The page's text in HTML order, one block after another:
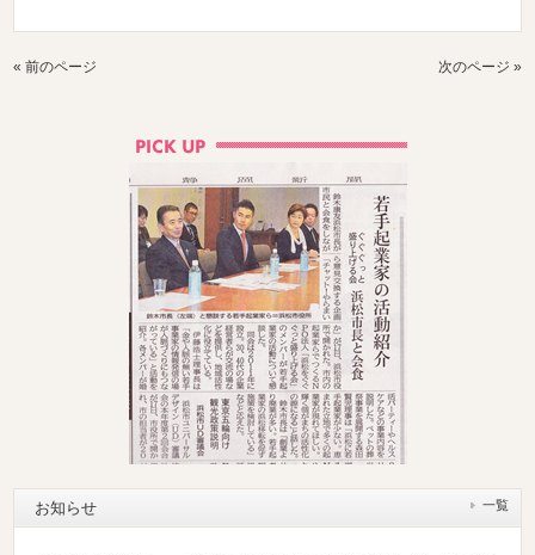
« 前のページ 次のページ »
お知らせ 一覧